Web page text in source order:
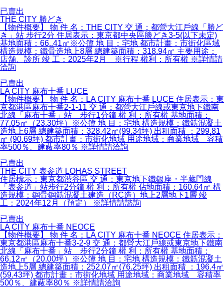
已賣出
THE CITY 勝どき
【物件概要】 物 件 名：THE CITY 交 通：都營大江戶線「勝ど
き」站 步行2分 住居表示：東京都中央區勝どき3-5(以下未定)
基地面積：66..41㎡※公簿 地 目：宅地 都市計畫：市街化區域
構造規模：鐵骨造地上8層 總建築面積：318.94㎡ 主要用途：
店舗、診所 竣 工：2025年2月 ※行程 權利：所有權 ※詳情請
洽詢
已賣出
LA CITY 麻布十番 LUCE
【物件概要】 物 件 名：LA CITY 麻布十番 LUCE 住居表示：東
京都港區麻布十番2-1-11 交 通：都營大江戶線或東京地下鐵南
北線「麻布十番」站 步行1分鐘 權 利：所有權 基地面積：
77.05㎡（23.30坪）※公簿 地 目：宅地 構造規模：鐵筋混凝土
造地上6層 總建築面積：328.42㎡(99.34坪) 出租面積 ：299.81
㎡ (90.69坪) 都市計畫：市街化地域 用途地域：商業地域 容積
率500％、建蔽率80％ ※詳情請洽詢
已賣出
THE CITY 表参道 LOHAS STREET
住居標示：東京都渋谷區 交 通：東京地下鐵銀座・半蔵門線
「表参道」站步行2分鐘 權 利：所有權 佔地面積：160.64㎡ 構
造規模：鋼骨鋼筋混凝土建造（RC造）地上2層地下1層 竣
工：2024年12月（預定） ※詳情請諮詢
已賣出
LA CITY 麻布十番 NEOCE
【物件概要】 物 件 名：LA CITY 麻布十番 NEOCE 住居表示：
東京都港區麻布十番3-2-9 交 通：都營大江戶線或東京地下鐵南
北線「麻布十番」站 步行2分鐘 權 利：所有權 基地面積：
66.12㎡（20.00坪）※公簿 地 目：宅地 構造規模：鐵筋混凝土
造地上5層 總建築面積：252.07㎡(76.25坪) 出租面積 ：196.4㎡
(59.43坪) 都市計畫：市街化地域 用途地域：商業地域 容積率
500％、建蔽率80％ ※詳情請洽詢